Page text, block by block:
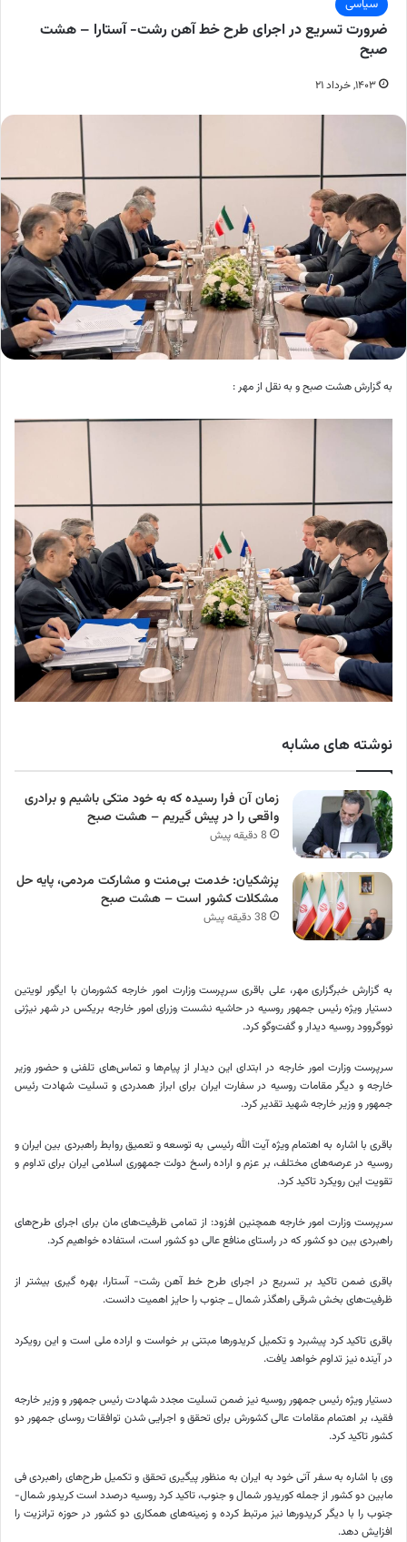
سیاسی
ضرورت تسریع در اجرای طرح خط آهن رشت- آستارا – هشت
صبح
۱۴۰۳, خرداد ۲۱
به گزارش هشت صبح و به نقل از مهر :
نوشته های مشابه
زمان آن فرا رسیده که به خود متکی باشیم و برادری
واقعی را در پیش گیریم – هشت صبح
8 دقیقه پیش
پزشکیان: خدمت بی‌منت و مشارکت مردمی، پایه حل
مشکلات کشور است – هشت صبح
38 دقیقه پیش
به گزارش خبرگزاری مهر، علی باقری سرپرست وزارت امور خارجه کشورمان با ایگور لویتین
دستیار ویژهرئیس جمهور روسیه در حاشیه نشست وزرای امور خارجه بریکسدر شهر نیژنی
نووگروودروسیه دیدار و گفت‌وگو کرد.
سرپرست وزارت امور خارجه در ابتدای این دیدار از پیام‌ها و تماس‌های تلفنی و حضور وزیر
خارجه و دیگر مقامات روسیه در سفارت ایران برای ابراز همدردی و تسلیت شهادت رئیس
جمهور و وزیر خارجه شهید تقدیر کرد.
باقری با اشاره به اهتمام ویژه آیت الله رئیسی به توسعه و تعمیق روابط راهبردی بین ایران و
روسیه در عرصه‌های مختلف، بر عزمو اراده راسخ دولت جمهوری اسلامی ایران برای تداوم و
تقویت این رویکردتاکید کرد.
سرپرست وزارت امور خارجه همچنین افزود: از تمامی ظرفیت‌هایمان برای اجرای طرح‌های
راهبردی بین دو کشور که در راستای منافع عالی دو کشور است، استفاده خواهیم کرد.
باقری ضمن تاکید بر تسریع در اجرای طرح خط آهن رشت- آستارا، بهره گیری بیشتر از
ظرفیت‌های بخش شرقی راهگذر شمال _ جنوب را حایز اهمیت دانست.
باقری تاکید کرد پیشبرد و تکمیل کریدورها مبتنی بر خواست و اراده ملی است و این رویکرد
در آینده نیز تداومخواهد یافت.
دستیار ویژهرئیس جمهور روسیه نیز ضمن تسلیت مجدد شهادترئیس جمهور و وزیر خارجه
فقید، بر اهتمام مقامات عالیکشورش برای تحققو اجرایی شدن توافقات روسای جمهور دو
کشور تاکید کرد.
وی با اشاره به سفر آتی خود به ایران به منظور پیگیری تحقق و تکمیل طرح‌های راهبردیفی
مابین دو کشور از جمله کوریدور شمال و جنوب،تاکید کردروسیه درصدد است کریدور شمال-
جنوب را با دیگر کریدورها نیز مرتبط کرده و زمینه‌های همکاری دو کشور در حوزه ترانزیت را
افزایش دهد.